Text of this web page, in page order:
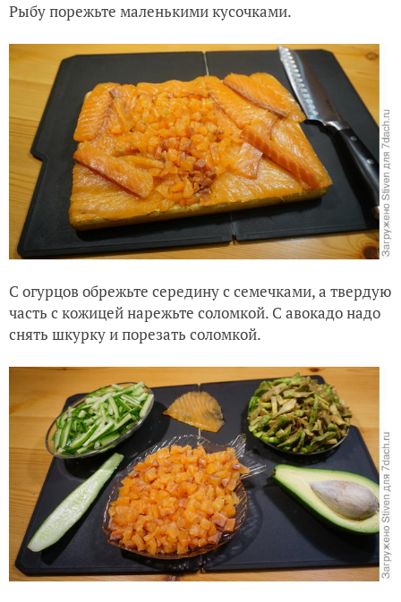
Рыбу порежьте маленькими кусочками.
С огурцов обрежьте середину с семечками, а твердую
часть с кожицей нарежьте соломкой. С авокадо надо
снять шкурку и порезать соломкой.